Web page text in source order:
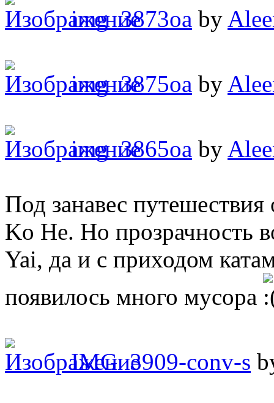
img_3873oa by
img_3875oa by
img_3865oa by
Под занавес путешествия
Ko He. Но прозрачность
Yai, да и с приходом
появилось много мусора
IMG_3909-conv-s